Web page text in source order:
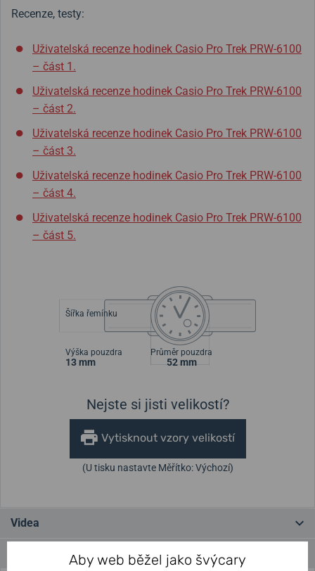
Recenze, testy:
Uživatelská recenze hodinek Casio Pro Trek PRW-6100
– část 1.
Uživatelská recenze hodinek Casio Pro Trek PRW-6100
– část 2.
Uživatelská recenze hodinek Casio Pro Trek PRW-6100
– část 3.
Uživatelská recenze hodinek Casio Pro Trek PRW-6100
– část 4.
Uživatelská recenze hodinek Casio Pro Trek PRW-6100
– část 5.
Šířka řemínku
Výška pouzdra
13 mm
Průměr pouzdra
52 mm
Nejste si jisti velikostí?
Vytisknout vzory velikostí
(U tisku nastavte Měřítko: Výchozí)
Videa
Parametry a funkceAby web běžel jako švýcary